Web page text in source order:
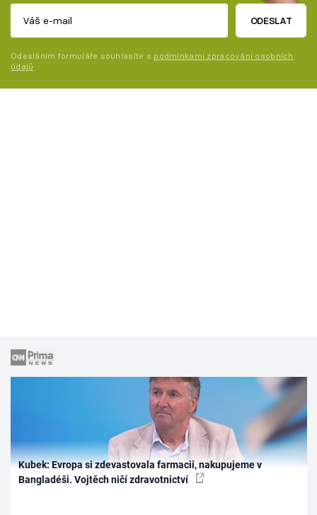
ODESLAT
Odesláním formuláře souhlasíte s podmínkami zpracování osobních
údajů
Kubek: Evropa si zdevastovala farmacii, nakupujeme v
Bangladéši. Vojtěch ničí zdravotnictví